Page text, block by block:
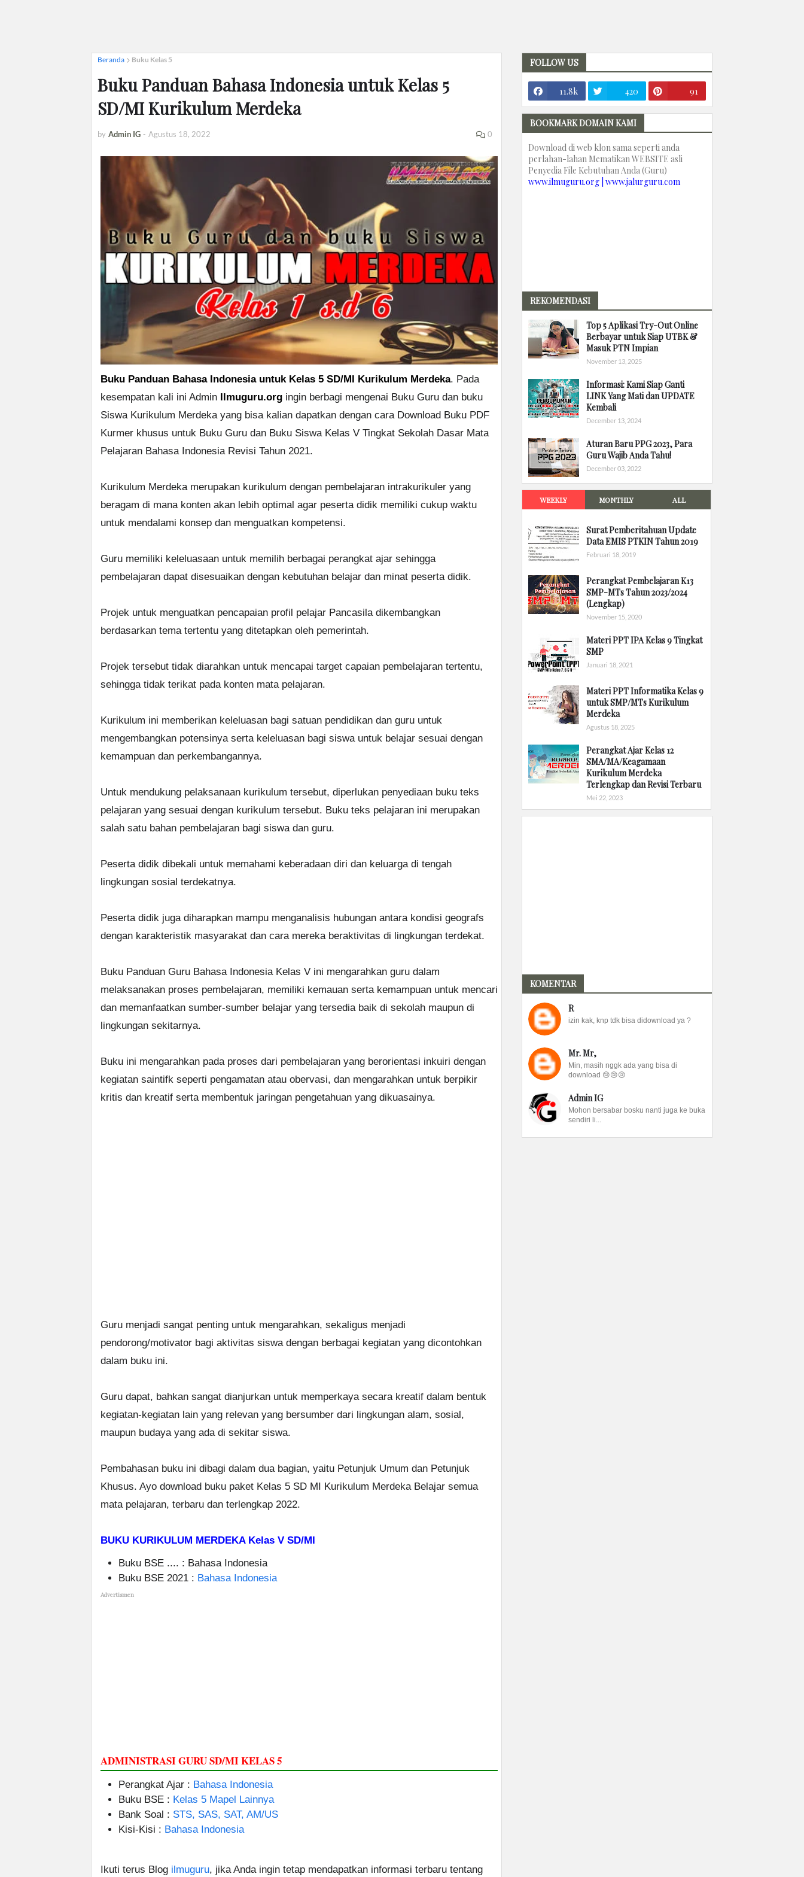
Beranda Buku Kelas 5
Buku Panduan Bahasa Indonesia untuk Kelas 5
SD/MI Kurikulum Merdeka
by Admin IG - Agustus 18, 2022 0
Buku Panduan Bahasa Indonesia untuk Kelas 5 SD/MI Kurikulum Merdeka. Pada
kesempatan kali ini Admin Ilmuguru.org ingin berbagi mengenai Buku Guru dan buku
Siswa Kurikulum Merdeka yang bisa kalian dapatkan dengan cara Download Buku PDF
Kurmer khusus untuk Buku Guru dan Buku Siswa Kelas V Tingkat Sekolah Dasar Mata
Pelajaran Bahasa Indonesia Revisi Tahun 2021.
Kurikulum Merdeka merupakan kurikulum dengan pembelajaran intrakurikuler yang
beragam di mana konten akan lebih optimal agar peserta didik memiliki cukup waktu
untuk mendalami konsep dan menguatkan kompetensi.
Guru memiliki keleluasaan untuk memilih berbagai perangkat ajar sehingga
pembelajaran dapat disesuaikan dengan kebutuhan belajar dan minat peserta didik.
Projek untuk menguatkan pencapaian profil pelajar Pancasila dikembangkan
berdasarkan tema tertentu yang ditetapkan oleh pemerintah.
Projek tersebut tidak diarahkan untuk mencapai target capaian pembelajaran tertentu,
sehingga tidak terikat pada konten mata pelajaran.
Kurikulum ini memberikan keleluasan bagi satuan pendidikan dan guru untuk
mengembangkan potensinya serta keleluasan bagi siswa untuk belajar sesuai dengan
kemampuan dan perkembangannya.
Untuk mendukung pelaksanaan kurikulum tersebut, diperlukan penyediaan buku teks
pelajaran yang sesuai dengan kurikulum tersebut. Buku teks pelajaran ini merupakan
salah satu bahan pembelajaran bagi siswa dan guru.
Peserta didik dibekali untuk memahami keberadaan diri dan keluarga di tengah
lingkungan sosial terdekatnya.
Peserta didik juga diharapkan mampu menganalisis hubungan antara kondisi geografs
dengan karakteristik masyarakat dan cara mereka beraktivitas di lingkungan terdekat.
Buku Panduan Guru Bahasa Indonesia Kelas V ini mengarahkan guru dalam
melaksanakan proses pembelajaran, memiliki kemauan serta kemampuan untuk mencari
dan memanfaatkan sumber-sumber belajar yang tersedia baik di sekolah maupun di
lingkungan sekitarnya.
Buku ini mengarahkan pada proses dari pembelajaran yang berorientasi inkuiri dengan
kegiatan saintifk seperti pengamatan atau obervasi, dan mengarahkan untuk berpikir
kritis dan kreatif serta membentuk jaringan pengetahuan yang dikuasainya.
Guru menjadi sangat penting untuk mengarahkan, sekaligus menjadi
pendorong/motivator bagi aktivitas siswa dengan berbagai kegiatan yang dicontohkan
dalam buku ini.
Guru dapat, bahkan sangat dianjurkan untuk memperkaya secara kreatif dalam bentuk
kegiatan-kegiatan lain yang relevan yang bersumber dari lingkungan alam, sosial,
maupun budaya yang ada di sekitar siswa.
Pembahasan buku ini dibagi dalam dua bagian, yaitu Petunjuk Umum dan Petunjuk
Khusus. Ayo download buku paket Kelas 5 SD MI Kurikulum Merdeka Belajar semua
mata pelajaran, terbaru dan terlengkap 2022.
BUKU KURIKULUM MERDEKA Kelas V SD/MI
Buku BSE .... : Bahasa Indonesia
Buku BSE 2021 : Bahasa Indonesia
Advertismen
ADMINISTRASI GURU SD/MI KELAS 5
Perangkat Ajar : Bahasa Indonesia
Buku BSE : Kelas 5 Mapel Lainnya
Bank Soal : STS, SAS, SAT, AM/US
Kisi-Kisi : Bahasa Indonesia
Ikuti terus Blog ilmuguru, jika Anda ingin tetap mendapatkan informasi terbaru tentang
FOLLOW US
11.8k 420 91
BOOKMARK DOMAIN KAMI
Download di web klon sama seperti anda
perlahan-lahan Mematikan WEBSITE asli
Penyedia File Kebutuhan Anda (Guru)
www.ilmuguru.org | www.jalurguru.com
REKOMENDASI
Top 5 Aplikasi Try-Out Online
Berbayar untuk Siap UTBK &
Masuk PTN Impian
November 13, 2025
Informasi: Kami Siap Ganti
LINK Yang Mati dan UPDATE
Kembali
December 13, 2024
Aturan Baru PPG 2023, Para
Guru Wajib Anda Tahu!
December 03, 2022
WEEKLY MONTHLY ALL
Surat Pemberitahuan Update
Data EMIS PTKIN Tahun 2019
Februari 18, 2019
Perangkat Pembelajaran K13
SMP-MTs Tahun 2023/2024
(Lengkap)
November 15, 2020
Materi PPT IPA Kelas 9 Tingkat
SMP
Januari 18, 2021
Materi PPT Informatika Kelas 9
untuk SMP/MTs Kurikulum
Merdeka
Agustus 18, 2025
Perangkat Ajar Kelas 12
SMA/MA/Keagamaan
Kurikulum Merdeka
Terlengkap dan Revisi Terbaru
Mei 22, 2023
KOMENTAR
R
izin kak, knp tdk bisa didownload ya ?
Mr. Mr,
Min, masih nggk ada yang bisa di
download 😢😢😢
Admin IG
Mohon bersabar bosku nanti juga ke buka
sendiri li...